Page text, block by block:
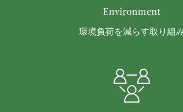
Environment
環境負荷を減らす取り組
ものとします。但し、法令上お客様の
方法により、お客様の同意を取得する
当社が提供するサービスは、当社が管
ス以外のサービスへのリンクを含む場
当社または第三者の財産権、プライ
当社または第三者を誹謗、中傷する
当社もしくは第三者に対して、迷惑
たは損害を与える行為